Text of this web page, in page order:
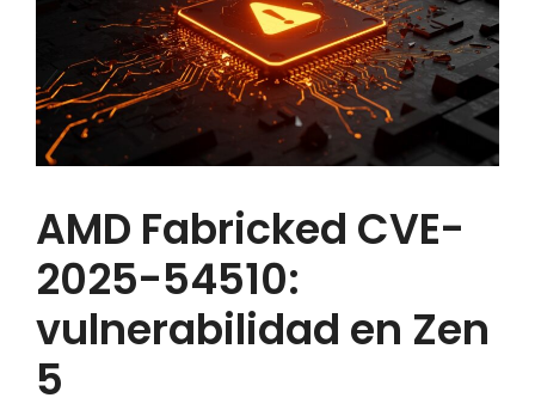
AMD Fabricked CVE-
2025-54510:
vulnerabilidad en Zen
5